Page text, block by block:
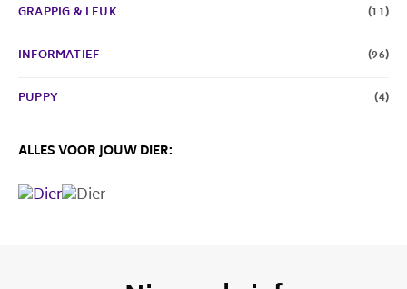
GRAPPIG & LEUK (11)
INFORMATIEF (96)
PUPPY (4)
ALLES VOOR JOUW DIER: